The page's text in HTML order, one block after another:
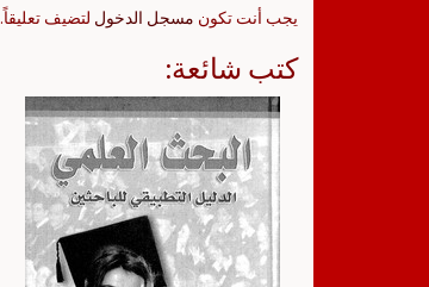
يجب أنت تكون مسجل الدخول لتضيف تعليقاً.
كتب شائعة: